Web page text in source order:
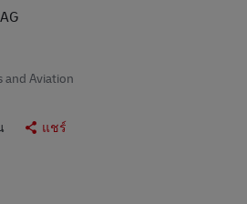
and Aviation
แชร์